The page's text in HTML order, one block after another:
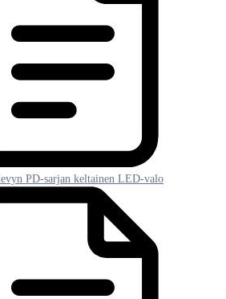
PD-sarjan keltainen LED-valo